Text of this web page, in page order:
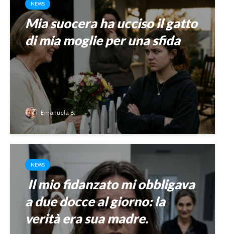
NEWS
Mia suocera ha ucciso il gatto
di mia moglie per una sfida
Emanuela B.
NEWS
Il mio fidanzato mi obbligava
a due docce al giorno: la
verità era sua madre.